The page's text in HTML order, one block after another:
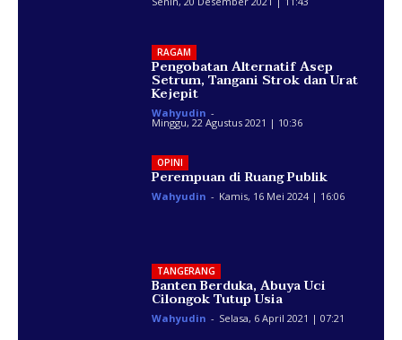
RAGAM
Pengobatan Alternatif Asep
Setrum, Tangani Strok dan Urat
Kejepit
Wahyudin -
Minggu, 22 Agustus 2021 | 10:36
OPINI
Perempuan di Ruang Publik
Wahyudin - Kamis, 16 Mei 2024 | 16:06
TANGERANG
Banten Berduka, Abuya Uci
Cilongok Tutup Usia
Wahyudin - Selasa, 6 April 2021 | 07:21